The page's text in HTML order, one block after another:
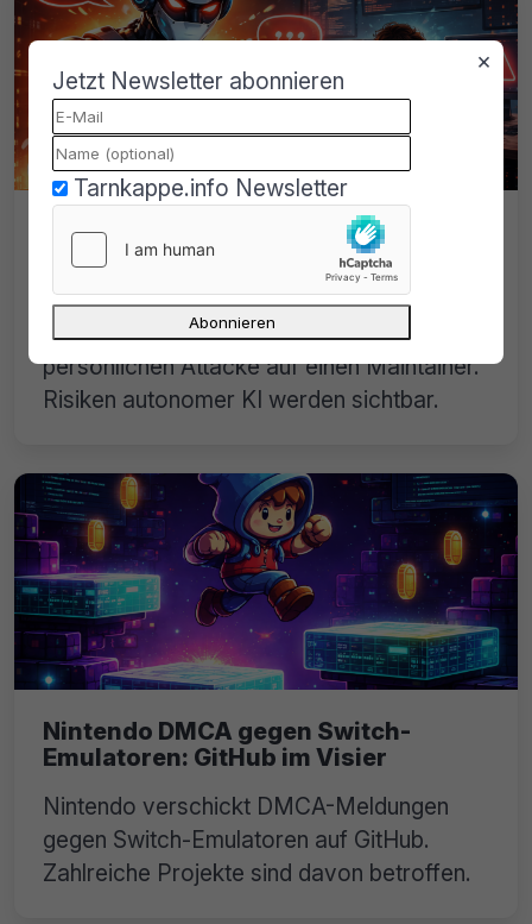
Autonomer KI-Agent startet
Diffamierung gegen Matplotlib-
Ein abgelehnter Pull Request endet in einer
persönlichen Attacke auf einen Maintainer.
Risiken autonomer KI werden sichtbar.
Nintendo DMCA gegen Switch-
Emulatoren: GitHub im Visier
Nintendo verschickt DMCA-Meldungen
gegen Switch-Emulatoren auf GitHub.
Zahlreiche Projekte sind davon betroffen.
×
Jetzt Newsletter abonnieren
Tarnkappe.info Newsletter